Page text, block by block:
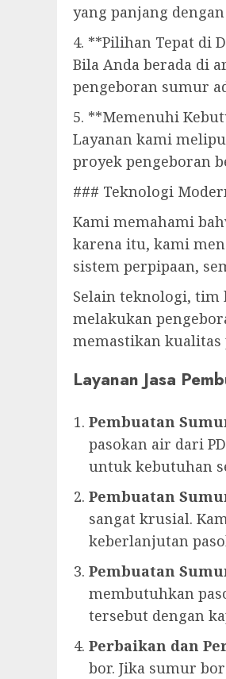
yang panjang
4. **Pilihan Tepat di
Bila Anda berada di
pengeboran sumur
5. **Memenuhi
Layanan kami
proyek pengeboran
### Teknologi
Kami memahami
karena itu, kami
sistem perpipaan,
Selain teknologi,
melakukan
memastikan kualitas
Layanan Jasa
Pembuatan
pasokan air dari
untuk kebutuhan
Pembuatan
sangat krusial.
keberlanjutan
Pembuatan
membutuhkan
tersebut dengan
Perbaikan dan
bor. Jika sumur